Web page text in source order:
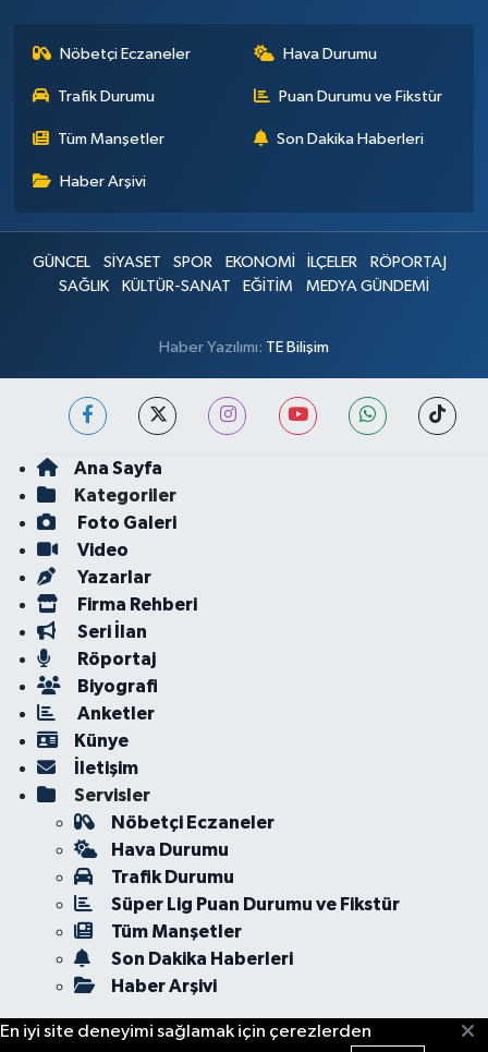
Nöbetçi Eczaneler Hava Durumu
Trafik Durumu Puan Durumu ve Fikstür
Tüm Manşetler Son Dakika Haberleri
Haber Arşivi
GÜNCEL SİYASET SPOR EKONOMİ İLÇELER
RÖPORTAJ
SAĞLIK
KÜLTÜR-SANAT EĞİTİM MEDYA GÜNDEMİ
Haber Yazılımı: TE Bilişim
Ana Sayfa
Kategoriler
Foto Galeri
Video
Yazarlar
Firma Rehberi
Seri İlan
Röportaj
Biyografi
Anketler
Künye
İletişim
Servisler
Nöbetçi Eczaneler
Hava Durumu
Trafik Durumu
Süper Lig Puan Durumu ve Fikstür
Tüm Manşetler
Son Dakika Haberleri
Haber Arşivi
En iyi site deneyimi sağlamak için çerezlerden